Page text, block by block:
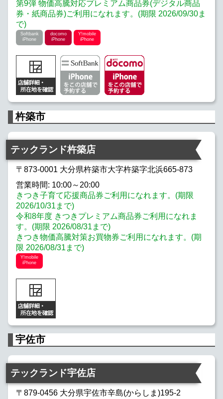
第9弾 物価高騰対応プレミアム商品券(デジタル商品
券・紙商品券)ご利用になれます。(期限 2026/09/30ま
で)
Softbank
iPhone
docomo
iPhone
Y!mobile
iPhone
杵築市
テックランド杵築店
〒873-0001 大分県杵築市大字杵築字北浜665-873
営業時間: 10:00～20:00
きつき子育て応援商品券ご利用になれます。(期限
2026/10/31まで)
令和8年度 きつきプレミアム商品券ご利用になれま
す。(期限 2026/08/31まで)
きつき物価高騰対策お買物券ご利用になれます。(期
限 2026/08/31まで)
Y!mobile
iPhone
宇佐市
テックランド宇佐店
〒879-0456 大分県宇佐市辛島(からしま)195-2